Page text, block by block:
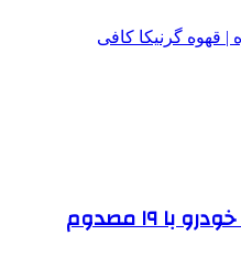
| قهوه گرنیکا کافی